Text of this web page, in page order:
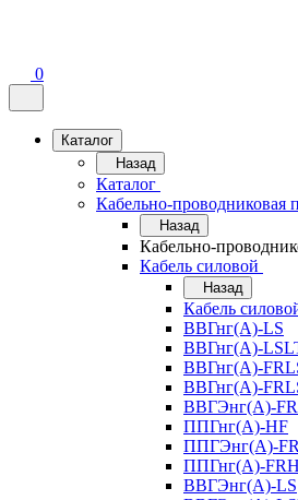
0
Каталог
Назад
Каталог
Кабельно-проводниковая
Назад
Кабельно-
Кабель силовой
Назад
Кабель
ВВГнг(А)-LS
ВВГнг(А)-
ВВГнг(А)-
ВВГнг(А)-
ВВГЭнг(А)-
ППГнг(А)-HF
ППГЭнг(А)-
ППГнг(А)-
ВВГЭнг(А)-LS